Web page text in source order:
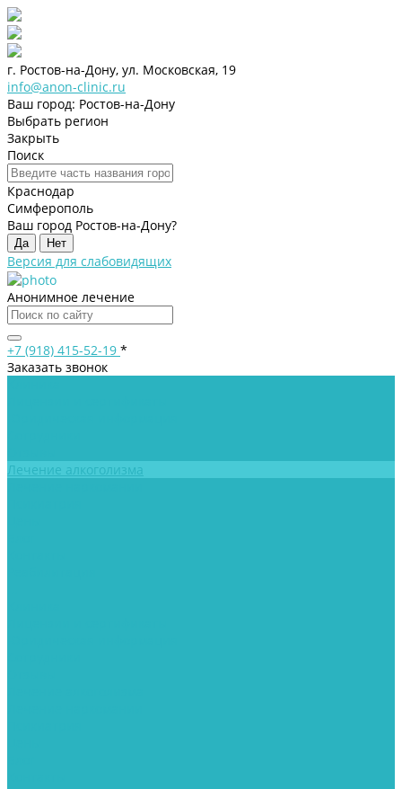
г. Ростов-на-Дону, ул. Московская, 19
info@anon-clinic.ru
Ваш город: Ростов-на-Дону
Выбрать регион
Закрыть
Поиск
Краснодар
Симферополь
Ваш город Ростов-на-Дону?
Да Нет
Версия для слабовидящих
Анонимное лечение
+7 (918) 415-52-19 *
Заказать звонок
Лечение алкоголизма